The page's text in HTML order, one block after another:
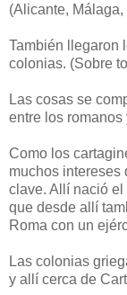
(Alicante,
También llegaron
colonias. (Sobre
Las cosas se
entre los
Como los
muchos intereses
clave. Allí nació
que desde allí
Roma con un
Las colonias
y allí cerca de